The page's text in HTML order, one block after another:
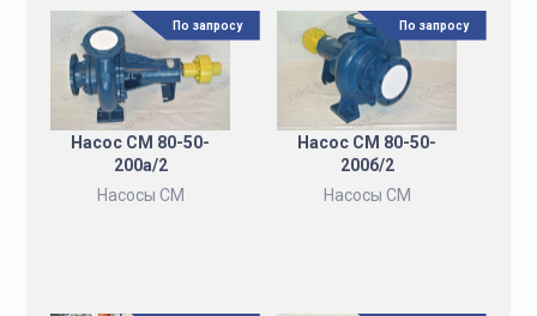
Насос СМ 80-50-
200а/2
Насосы СМ
По запросу
Насос СМ 80-50-
200б/2
Насосы СМ
По запросу